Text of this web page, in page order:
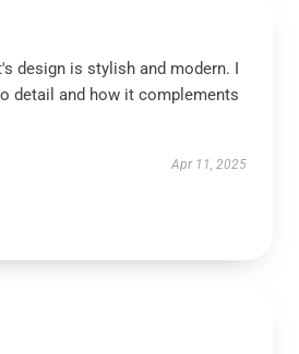
design is stylish and modern. I
detail and how it complements
Apr 11, 2025